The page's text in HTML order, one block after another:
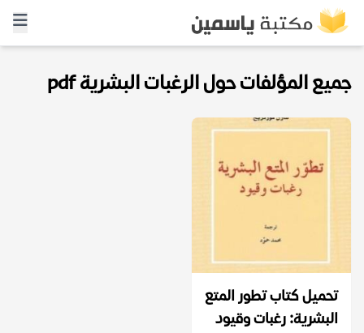
جميع المؤلفات حول الرغبات البشرية pdf
تحميل كتاب تطور المتع
البشرية: رغبات وقيود